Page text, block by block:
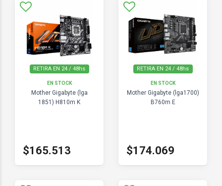
RETIRA EN 24 / 48hs
EN STOCK
Mother Gigabyte (lga
1851) H810m K
$165.513
RETIRA EN 24 / 48hs
EN STOCK
Mother Gigabyte (lga1700)
B760m E
$174.069